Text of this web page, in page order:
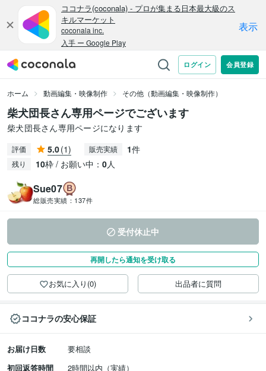
ホーム 動画編集・映像制作 その他（動画編集・映像制作）
柴犬団長さん専用ページでございます
柴犬団長さん専用ページになります
評価 5.0(1) 販売実績 1件
残り 10枠 / お願い中： 0人
Sue07
総販売実績： 137件
受付休止中
再開したら通知を受け取る
お気に入り(0) 出品者に質問
ココナラの安心保証
お届け日数
要相談
初回返答時間
2時間以内（実績）